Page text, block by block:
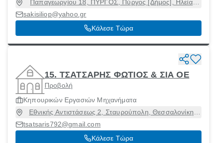
Παπαγεωργίου 18, ΠΥΡΓΟΣ, Πύργος [Δήμος], Ηλεία,
sakisiliop@yahoo.gr
Κάλεσε Τώρα
15. ΤΣΑΤΣΑΡΗΣ ΦΩΤΙΟΣ & ΣΙΑ ΟΕ
Προβολή
Κηπουρικών Εργασιών Μηχανήματα
Εθνικής Αντιστάσεως 2, Σταυρούπολη, Θεσσαλονίκη,
tsatsaris792@gmail.com
Κάλεσε Τώρα